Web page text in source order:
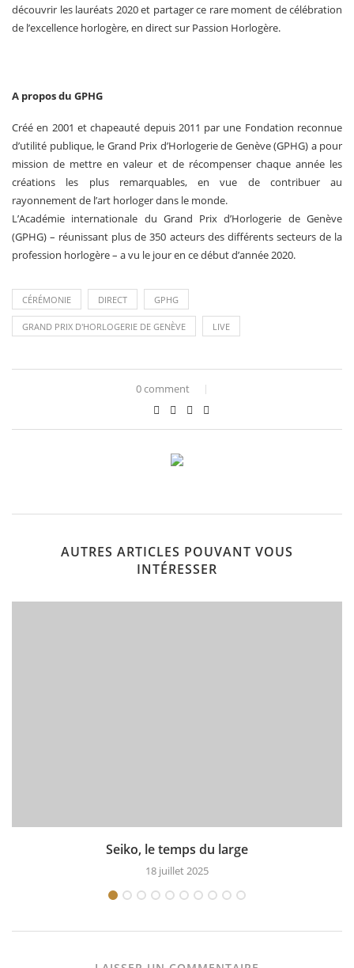
découvrir les lauréats 2020 et partager ce rare moment de célébration
de l’excellence horlogère, en direct sur Passion Horlogère.
A propos du GPHG
Créé en 2001 et chapeauté depuis 2011 par une Fondation reconnue
d’utilité publique, le Grand Prix d’Horlogerie de Genève (GPHG) a pour
mission de mettre en valeur et de récompenser chaque année les
créations les plus remarquables, en vue de contribuer au
rayonnement de l’art horloger dans le monde.
L’Académie internationale du Grand Prix d’Horlogerie de Genève
(GPHG) – réunissant plus de 350 acteurs des différents secteurs de la
profession horlogère – a vu le jour en ce début d’année 2020.
CÉRÉMONIE DIRECT GPHG
GRAND PRIX D'HORLOGERIE DE GENÈVE LIVE
0 comment
AUTRES ARTICLES POUVANT VOUS
INTÉRESSER
Seiko, le temps du large
18 juillet 2025